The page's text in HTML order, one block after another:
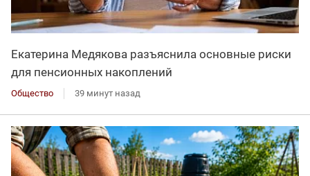
Екатерина Медякова разъяснила основные риски
для пенсионных накоплений
Общество 39 минут назад